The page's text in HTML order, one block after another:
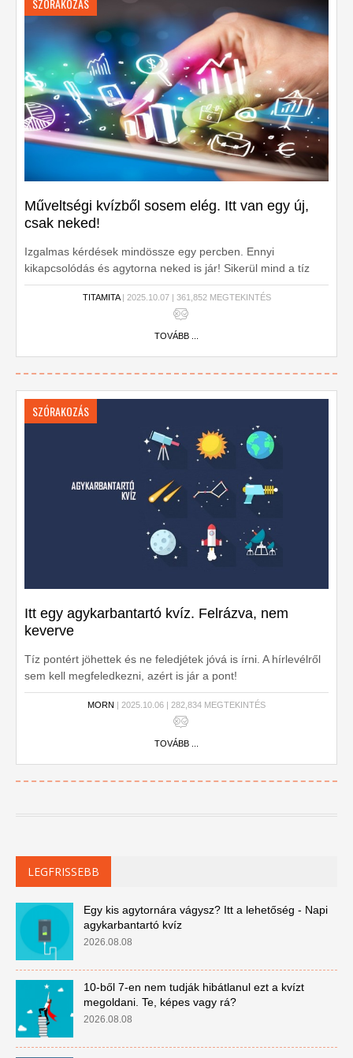
SZÓRAKOZÁS
Műveltségi kvízből sosem elég. Itt van egy új,
csak neked!
Izgalmas kérdések mindössze egy percben. Ennyi
kikapcsolódás és agytorna neked is jár! Sikerül mind a tíz
pont? Gyerünk próbáld ki!
TITAMITA| 2025.10.07 | 361,852 MEGTEKINTÉS
TOVÁBB ...
SZÓRAKOZÁS
Itt egy agykarbantartó kvíz. Felrázva, nem
keverve
Tíz pontért jöhettek és ne feledjétek jóvá is írni. A hírlevélről
sem kell megfeledkezni, azért is jár a pont!
MORN | 2025.10.06 | 282,834 MEGTEKINTÉS
TOVÁBB ...
LEGFRISSEBB
Egy kis agytornára vágysz? Itt a lehetőség - Napi
agykarbantartó kvíz
2026.08.08
10-ből 7-en nem tudják hibátlanul ezt a kvízt
megoldani. Te, képes vagy rá?
2026.08.08